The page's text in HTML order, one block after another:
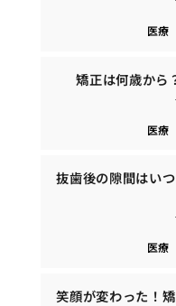
医療
矯正は何歳から
医療
抜歯後の隙間はい
医療
笑顔が変わった！